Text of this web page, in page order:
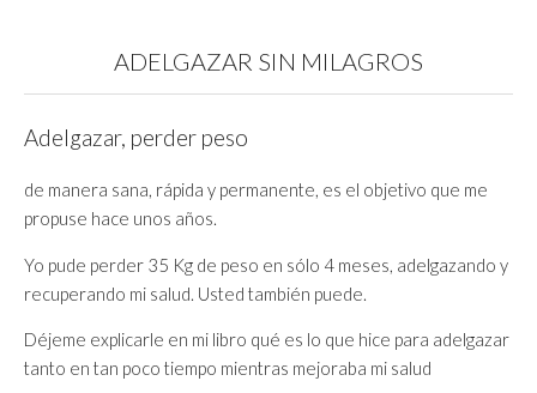
ADELGAZAR SIN MILAGROS
Adelgazar, perder peso
de manera sana, rápida y permanente, es el objetivo que me
propuse hace unos años.
Yo pude perder 35 Kg de peso en sólo 4 meses, adelgazando y
recuperando mi salud. Usted también puede.
Déjeme explicarle en mi libro qué es lo que hice para adelgazar
tanto en tan poco tiempo mientras mejoraba mi salud